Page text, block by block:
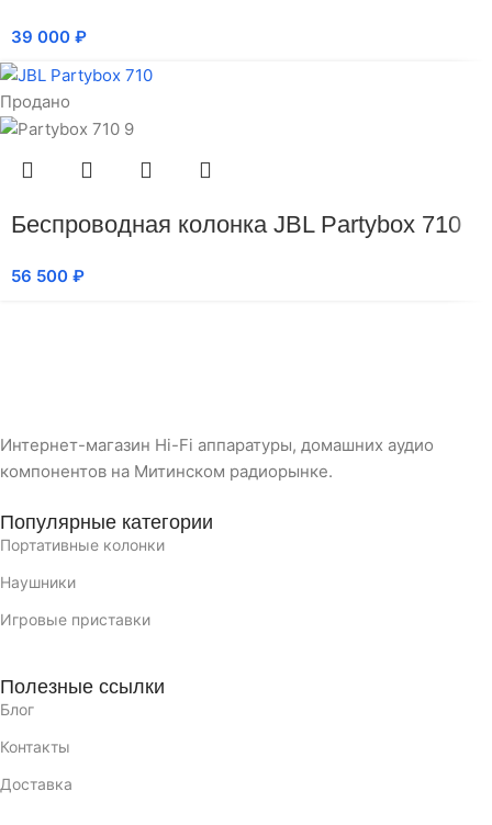
39 000 ₽
Продано
Беспроводная колонка JBL Partybox 710
56 500 ₽
Интернет-магазин Hi-Fi аппаратуры, домашних аудио
компонентов на Митинском радиорынке.
Популярные категории
Портативные колонки
Наушники
Игровые приставки
Полезные ссылки
Блог
Контакты
Доставка